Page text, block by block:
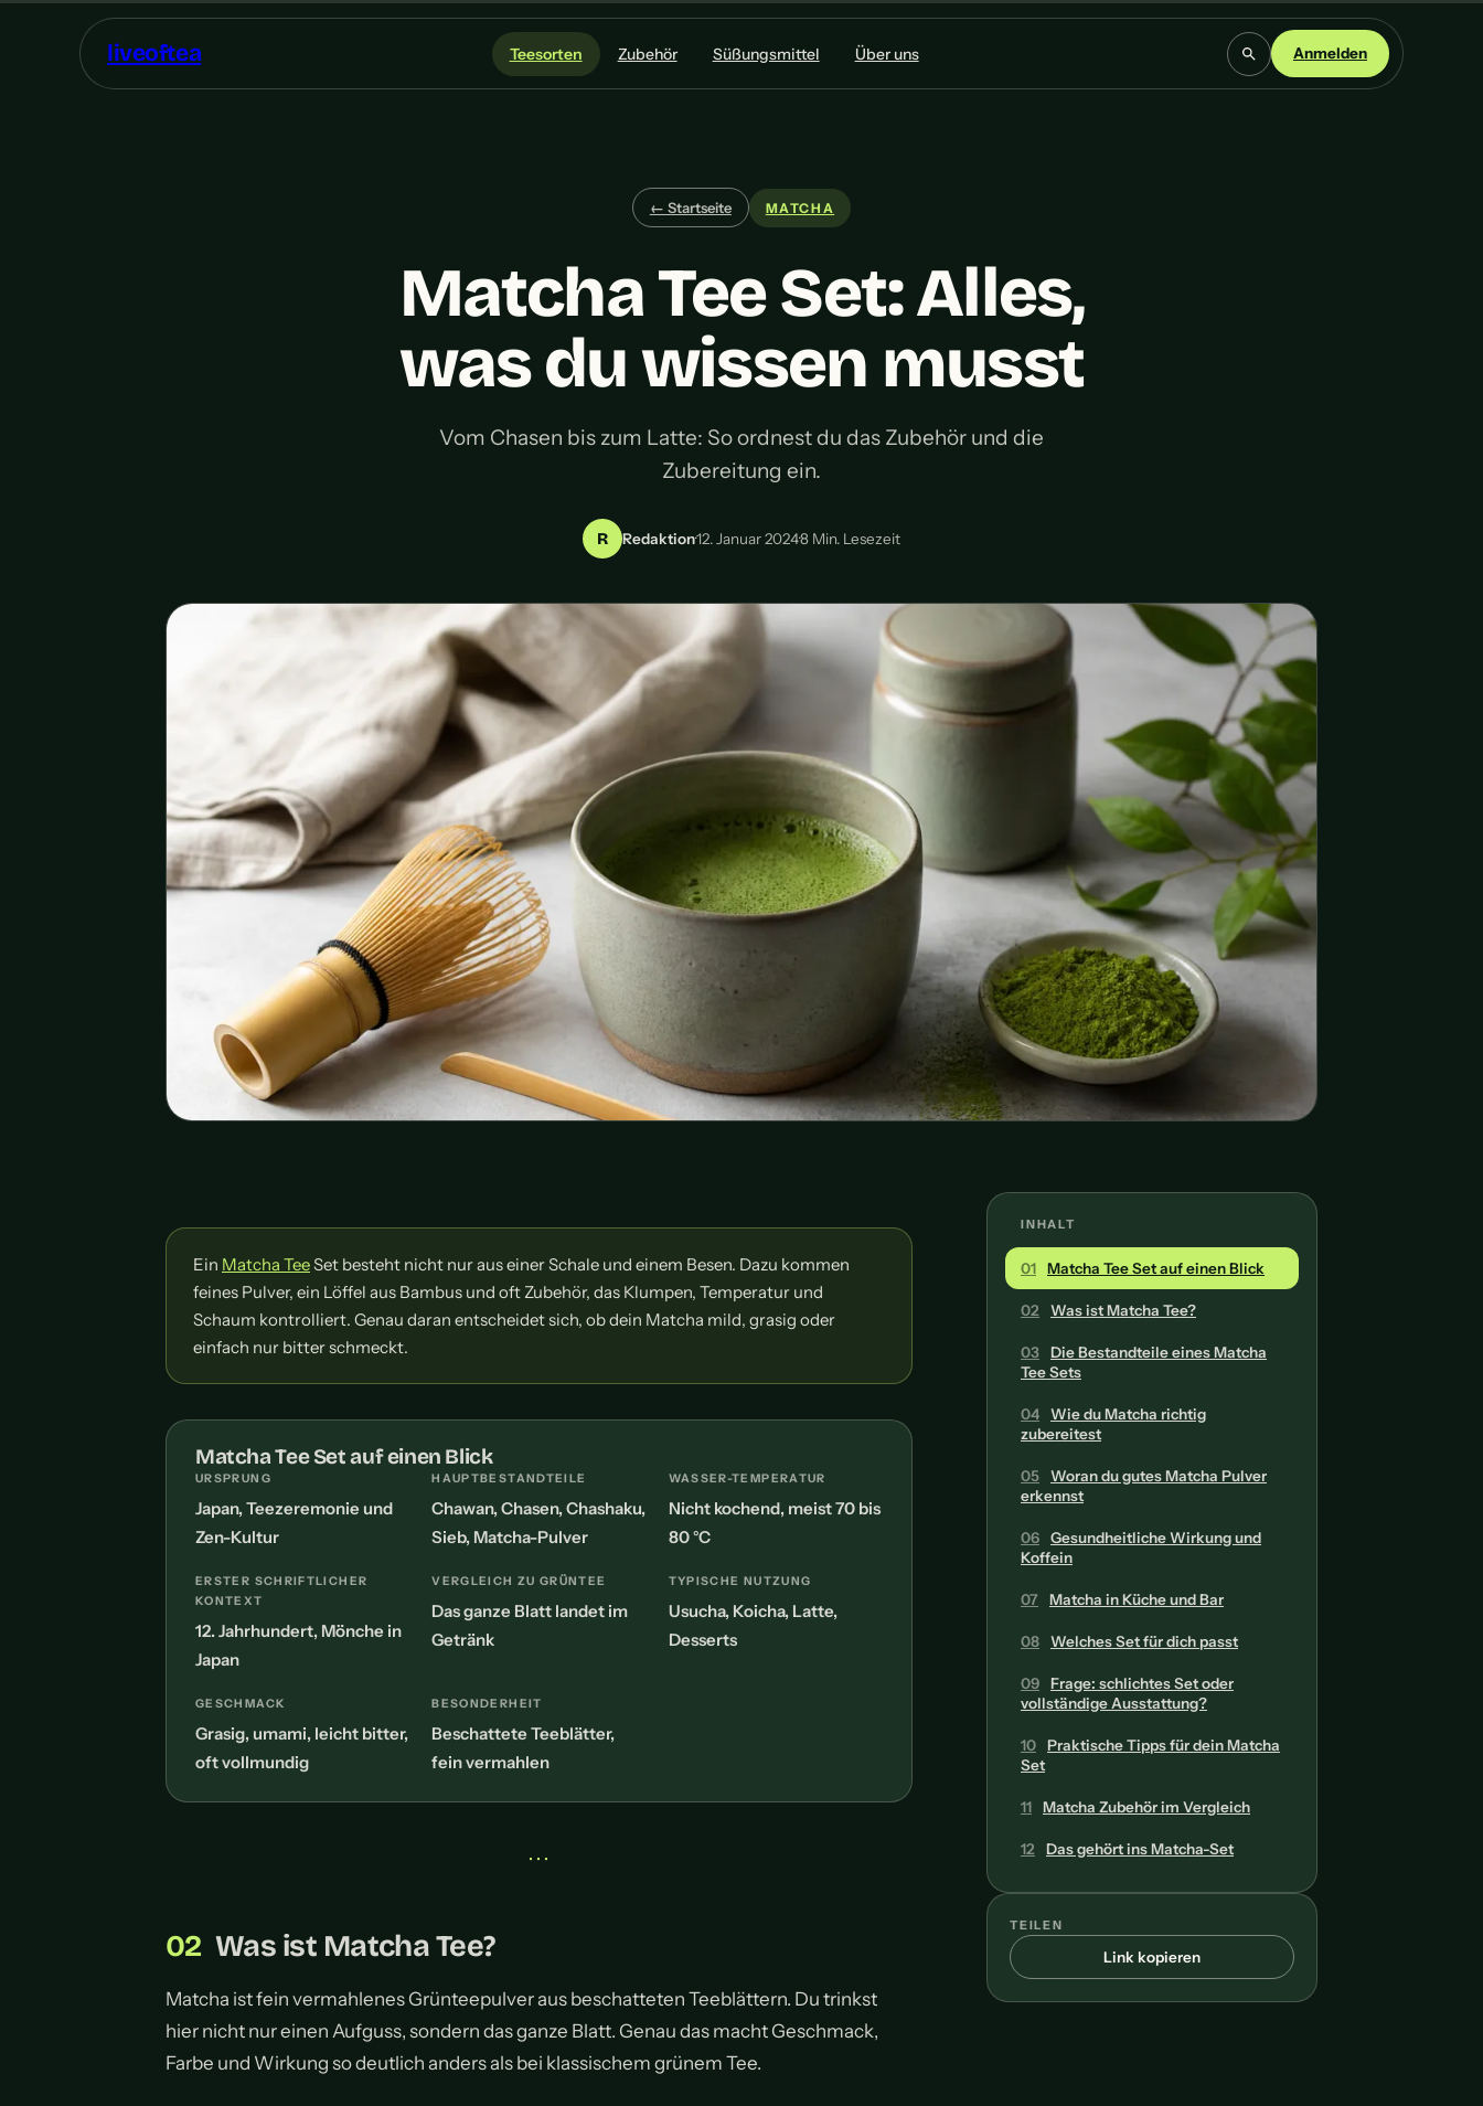
liveoftea Teesorten Zubehör Süßungsmittel Über uns Anmelden
← Startseite MATCHA
Matcha Tee Set: Alles,
was du wissen musst
Vom Chasen bis zum Latte: So ordnest du das Zubehör und die
Zubereitung ein.
R Redaktion·12. Januar 2024·8 Min. Lesezeit
Ein Matcha TeeSet besteht nicht nur aus einer Schale und einem Besen. Dazu kommen
feines Pulver, ein Löffel aus Bambus und oft Zubehör, das Klumpen, Temperatur und
Schaum kontrolliert. Genau daran entscheidet sich, ob dein Matcha mild, grasig oder
einfach nur bitter schmeckt.
Matcha Tee Set auf einen Blick
URSPRUNG
Japan, Teezeremonie und
Zen-Kultur
HAUPTBESTANDTEILE
Chawan, Chasen, Chashaku,
Sieb, Matcha-Pulver
WASSER-TEMPERATUR
Nicht kochend, meist 70 bis
80 °C
ERSTER SCHRIFTLICHER
KONTEXT
12. Jahrhundert, Mönche in
Japan
VERGLEICH ZU GRÜNTEE
Das ganze Blatt landet im
Getränk
TYPISCHE NUTZUNG
Usucha, Koicha, Latte,
Desserts
GESCHMACK
Grasig, umami, leicht bitter,
oft vollmundig
BESONDERHEIT
Beschattete Teeblätter,
fein vermahlen
• • •
Was ist Matcha Tee?
Matcha ist fein vermahlenes Grünteepulver aus beschatteten Teeblättern. Du trinkst
hier nicht nur einen Aufguss, sondern das ganze Blatt. Genau das macht Geschmack,
Farbe und Wirkung so deutlich anders als bei klassischem grünem Tee.
INHALT
01 Matcha Tee Set auf einen Blick
02 Was ist Matcha Tee?
03
Die Bestandteile eines Matcha
Tee Sets
04
Wie du Matcha richtig
zubereitest
05
Woran du gutes Matcha Pulver
erkennst
06
Gesundheitliche Wirkung und
Koffein
07 Matcha in Küche und Bar
08 Welches Set für dich passt
09
Frage: schlichtes Set oder
vollständige Ausstattung?
10
Praktische Tipps für dein Matcha
Set
11 Matcha Zubehör im Vergleich
12 Das gehört ins Matcha-Set
TEILEN
Link kopieren